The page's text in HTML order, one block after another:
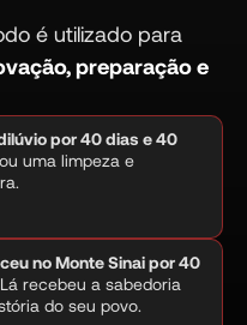
é utilizado para
preparação e
por 40 dias e 40
uma limpeza e
no Monte Sinai por 40
Lá recebeu a sabedoria
do seu povo.